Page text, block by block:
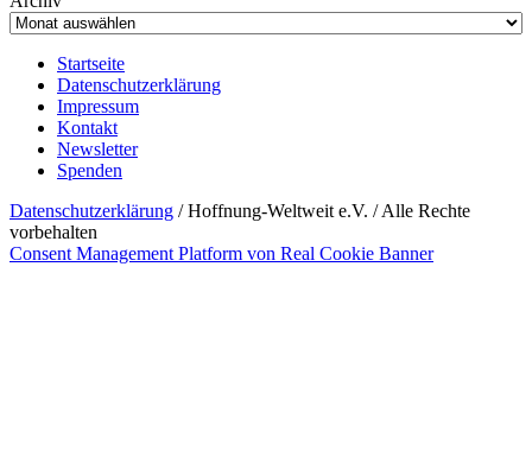
Startseite
Datenschutzerklärung
Impressum
Kontakt
Newsletter
Spenden
Datenschutzerklärung / Hoffnung-Weltweit e.V. / Alle Rechte
vorbehalten
Consent Management Platform von Real Cookie Banner